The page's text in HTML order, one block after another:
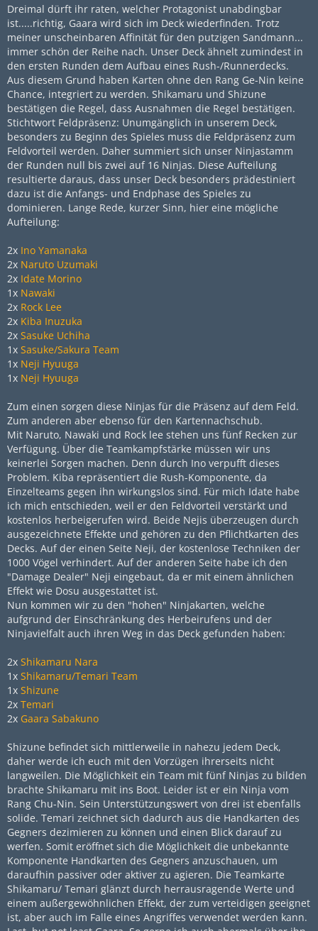
Dreimal dürft ihr raten, welcher Protagonist unabdingbar
ist.....richtig, Gaara wird sich im Deck wiederfinden. Trotz
meiner unscheinbaren Affinität für den putzigen Sandmann...
immer schön der Reihe nach. Unser Deck ähnelt zumindest in
den ersten Runden dem Aufbau eines Rush-/Runnerdecks.
Aus diesem Grund haben Karten ohne den Rang Ge-Nin keine
Chance, integriert zu werden. Shikamaru und Shizune
bestätigen die Regel, dass Ausnahmen die Regel bestätigen.
Stichtwort Feldpräsenz: Unumgänglich in unserem Deck,
besonders zu Beginn des Spieles muss die Feldpräsenz zum
Feldvorteil werden. Daher summiert sich unser Ninjastamm
der Runden null bis zwei auf 16 Ninjas. Diese Aufteilung
resultierte daraus, dass unser Deck besonders prädestiniert
dazu ist die Anfangs- und Endphase des Spieles zu
dominieren. Lange Rede, kurzer Sinn, hier eine mögliche
Aufteilung:
2x Ino Yamanaka
2x Naruto Uzumaki
2x Idate Morino
1x Nawaki
2x Rock Lee
2x Kiba Inuzuka
2x Sasuke Uchiha
1x Sasuke/Sakura Team
1x Neji Hyuuga
1x Neji Hyuuga
Zum einen sorgen diese Ninjas für die Präsenz auf dem Feld.
Zum anderen aber ebenso für den Kartennachschub.
Mit Naruto, Nawaki und Rock lee stehen uns fünf Recken zur
Verfügung. Über die Teamkampfstärke müssen wir uns
keinerlei Sorgen machen. Denn durch Ino verpufft dieses
Problem. Kiba repräsentiert die Rush-Komponente, da
Einzelteams gegen ihn wirkungslos sind. Für mich Idate habe
ich mich entschieden, weil er den Feldvorteil verstärkt und
kostenlos herbeigerufen wird. Beide Nejis überzeugen durch
ausgezeichnete Effekte und gehören zu den Pflichtkarten des
Decks. Auf der einen Seite Neji, der kostenlose Techniken der
1000 Vögel verhindert. Auf der anderen Seite habe ich den
"Damage Dealer" Neji eingebaut, da er mit einem ähnlichen
Effekt wie Dosu ausgestattet ist.
Nun kommen wir zu den "hohen" Ninjakarten, welche
aufgrund der Einschränkung des Herbeirufens und der
Ninjavielfalt auch ihren Weg in das Deck gefunden haben:
2x Shikamaru Nara
1x Shikamaru/Temari Team
1x Shizune
2x Temari
2x Gaara Sabakuno
Shizune befindet sich mittlerweile in nahezu jedem Deck,
daher werde ich euch mit den Vorzügen ihrerseits nicht
langweilen. Die Möglichkeit ein Team mit fünf Ninjas zu bilden
brachte Shikamaru mit ins Boot. Leider ist er ein Ninja vom
Rang Chu-Nin. Sein Unterstützungswert von drei ist ebenfalls
solide. Temari zeichnet sich dadurch aus die Handkarten des
Gegners dezimieren zu können und einen Blick darauf zu
werfen. Somit eröffnet sich die Möglichkeit die unbekannte
Komponente Handkarten des Gegners anzuschauen, um
daraufhin passiver oder aktiver zu agieren. Die Teamkarte
Shikamaru/ Temari glänzt durch herrausragende Werte und
einem außergewöhnlichen Effekt, der zum verteidigen geeignet
ist, aber auch im Falle eines Angriffes verwendet werden kann.